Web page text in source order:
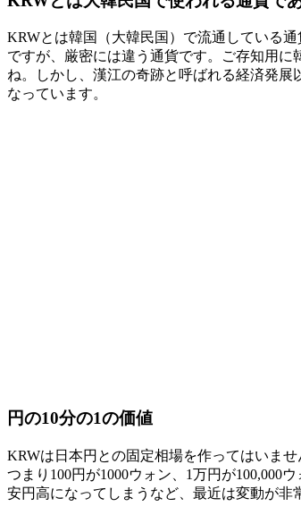
KRWとは韓国（大韓民国）で流通している
ですが、厳密には違う通貨です。ご存知用
ね。しかし、漢江の奇跡と呼ばれる経済発展
なっています。
円の10分の1の価値
KRWは日本円との固定相場を作ってはいま
つまり100円が1000ウォン、1万円が100,000
安円高になってしまうなど、最近は変動が非